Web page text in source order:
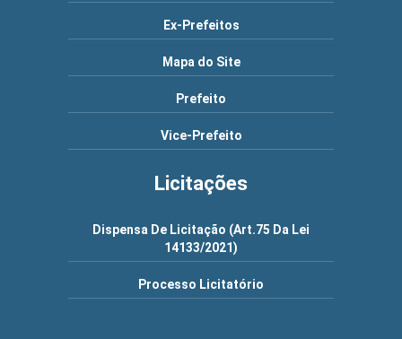
Ex-Prefeitos
Mapa do Site
Prefeito
Vice-Prefeito
Licitações
Dispensa De Licitação (Art.75 Da Lei
14133/2021)
Processo Licitatório